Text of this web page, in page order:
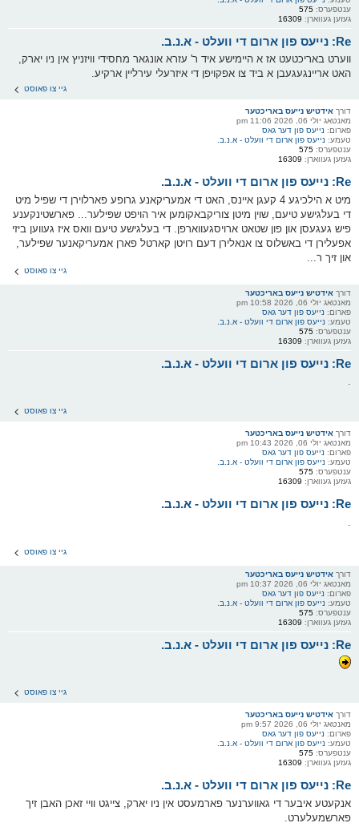
ענטפערס: 575
געזען געווארן: 16309
Re: נייעס פון ארום די וועלט - א.נ.ב.
ווערט באריכטעט אז א היימישע איד ר' עזרא אונגאר מחסידי וויזניץ אין ניו יארק,
האט אריינגעגעבן א ביד צו אפקויפן די איזרעלי עירליין ארקיע.
גיי צו פאוסט
דורך אידטיש נייעס באריכטער
מאנטאג יולי 06, 2026 11:06 pm
פארום: נייעס פון דער גאס
טעמע: נייעס פון ארום די וועלט - א.נ.ב.
ענטפערס: 575
געזען געווארן: 16309
Re: נייעס פון ארום די וועלט - א.נ.ב.
מיט א הילכיגע 4 קעגן איינס, האט די אמעריקאנע גרופע פארלוירן די שפיל מיט
די בעלגישע טיעם, שוין מיטן צוריקבאקומען איר הויפט שפּילער... פארשטינקענע
פיש געגעסן און פון שטאט ארויסגעווארפן. די בעלגישע טיעם וואס איז געווען ביזי
אפעלירן די באשלוס צו אנאלירן דעם רויטן קארטל פארן אמעריקאנער שפילער,
און זיך ר...
גיי צו פאוסט
דורך אידטיש נייעס באריכטער
מאנטאג יולי 06, 2026 10:58 pm
פארום: נייעס פון דער גאס
טעמע: נייעס פון ארום די וועלט - א.נ.ב.
ענטפערס: 575
געזען געווארן: 16309
Re: נייעס פון ארום די וועלט - א.נ.ב.
.
גיי צו פאוסט
דורך אידטיש נייעס באריכטער
מאנטאג יולי 06, 2026 10:43 pm
פארום: נייעס פון דער גאס
טעמע: נייעס פון ארום די וועלט - א.נ.ב.
ענטפערס: 575
געזען געווארן: 16309
Re: נייעס פון ארום די וועלט - א.נ.ב.
גיי צו פאוסט
דורך אידטיש נייעס באריכטער
מאנטאג יולי 06, 2026 10:37 pm
פארום: נייעס פון דער גאס
טעמע: נייעס פון ארום די וועלט - א.נ.ב.
ענטפערס: 575
געזען געווארן: 16309
Re: נייעס פון ארום די וועלט - א.נ.ב.
גיי צו פאוסט
דורך אידטיש נייעס באריכטער
מאנטאג יולי 06, 2026 9:57 pm
פארום: נייעס פון דער גאס
טעמע: נייעס פון ארום די וועלט - א.נ.ב.
ענטפערס: 575
געזען געווארן: 16309
Re: נייעס פון ארום די וועלט - א.נ.ב.
אנקעטע איבער די גאווערנער פארמעסט אין ניו יארק, צייגט וויי זאכן האבן זיך
פארשמעלערט.